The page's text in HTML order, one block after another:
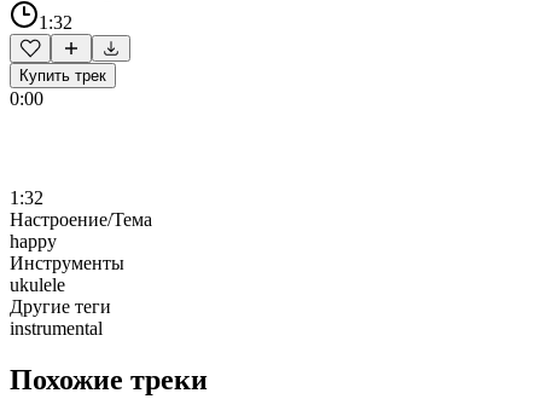
1:32
Купить трек
0:00
1:32
Настроение/Тема
happy
Инструменты
ukulele
Другие теги
instrumental
Похожие треки